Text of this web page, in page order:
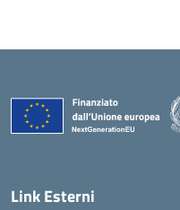
Link Esterni